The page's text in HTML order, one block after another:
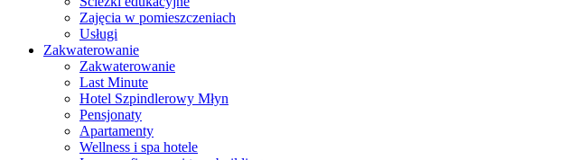
Zajęcia w pomieszczeniach
Usługi
Zakwaterowanie
Zakwaterowanie
Last Minute
Hotel Szpindlerowy Młyn
Pensjonaty
Apartamenty
Wellness i spa hotele